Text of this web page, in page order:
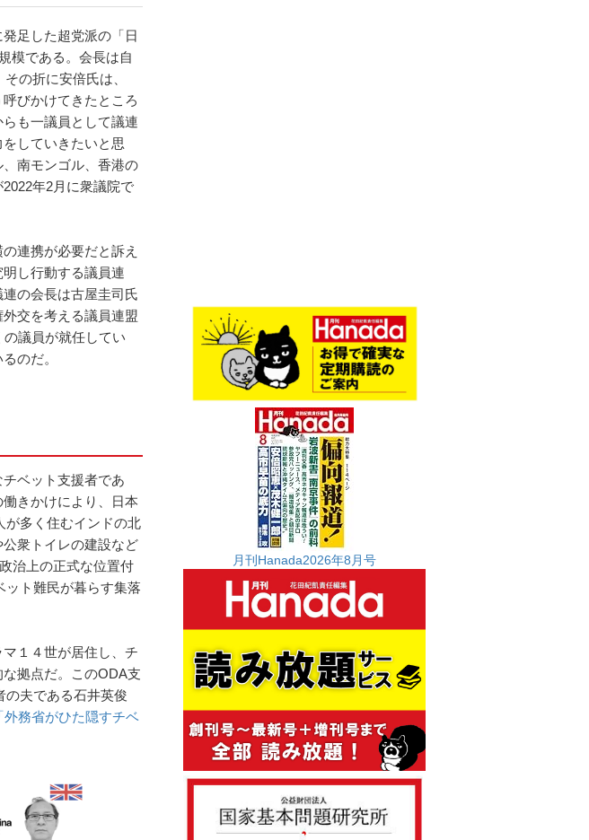
足した超党派の「日
模である。会長は自
の折に安倍氏は、
びかけてきたところ
も一議員として議連
していきたいと思
南モンゴル、香港の
年2月に衆議院で
連携が必要だと訴え
し行動する議員連
の会長は古屋圭司氏
交を考える議員連盟
議員が就任してい
のだ。
ベット支援者であ
きかけにより、日本
が多く住むインドの北
衆トイレの建設など
治上の正式な位置付
ット難民が暮らす集落
１４世が居住し、チ
拠点だ。このODA支
の夫である石井英俊
外務省がひた隠すチベ
月刊Hanada2026年8月号